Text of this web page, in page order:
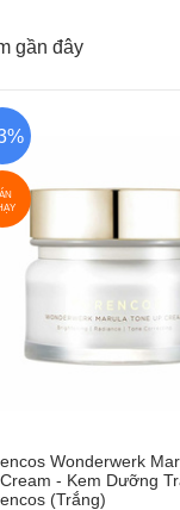
gần đây
Wonderwerk
- Kem Dưỡng
(Trắng)